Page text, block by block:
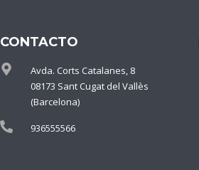
CONTACTO
Avda. Corts Catalanes, 8
08173 Sant Cugat del Vallès
(Barcelona)
936555566